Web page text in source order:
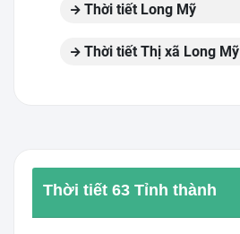
Thời tiết Long Mỹ
Thời tiết Thị xã Long Mỹ
Thời tiết 63 Tỉnh thành